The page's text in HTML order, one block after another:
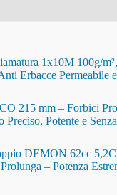
1x10M 100g/
Erbacce Permeabile
215 mm – Forbici
Preciso, Potente e
DEMON 62cc
– Potenza